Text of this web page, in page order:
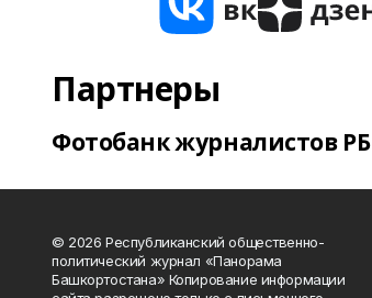
Партнеры
Фотобанк журналистов РБ
© 2026 Республиканский общественно-
политический журнал «Панорама
Башкортостана» Копирование информации